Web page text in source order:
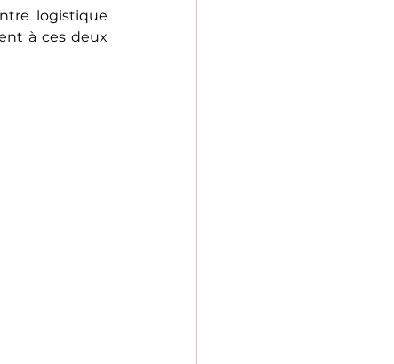
logistique
à ces deux